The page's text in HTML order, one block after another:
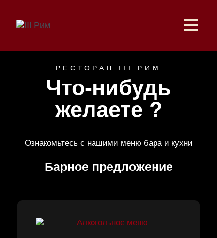
РЕСТОРАН III РИМ
Что-нибудь
желаете ?
Ознакомьтесь с нашими меню бара и кухни
Барное предложение